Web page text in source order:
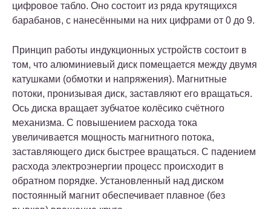
цифровое табло. Оно состоит из ряда крутящихся
барабанов, с нанесёнными на них цифрами от 0 до 9.
Принцип работы индукционных устройств состоит в
том, что алюминиевый диск помещается между двумя
катушками (обмотки и напряжения). Магнитные
потоки, пронизывая диск, заставляют его вращаться.
Ось диска вращает зубчатое колёсико счётного
механизма. С повышением расхода тока
увеличивается мощность магнитного потока,
заставляющего диск быстрее вращаться. С падением
расхода электроэнергии процесс происходит в
обратном порядке. Установленный над диском
постоянный магнит обеспечивает плавное (без